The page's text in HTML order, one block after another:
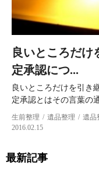
良いところだけ
定承認につ...
良いところだけを引き
定承認とはその言葉の
生前整理 遺品整理
遺品
2016.02.15
最新記事